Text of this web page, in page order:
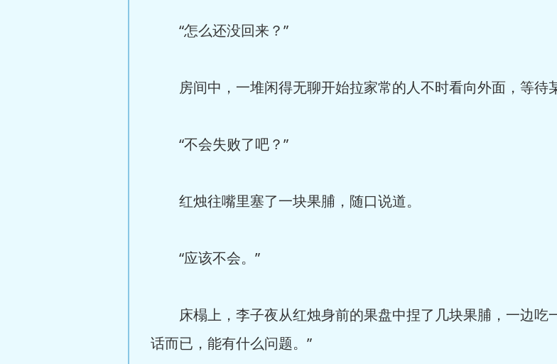
“怎么还没回来？”
房间中，一堆闲得无聊开始拉家常的人不时看向外面，等待
“不会失败了吧？”
红烛往嘴里塞了一块果脯，随口说道。
“应该不会。”
床榻上，李子夜从红烛身前的果盘中捏了几块果脯，一边吃
话而已，能有什么问题。”